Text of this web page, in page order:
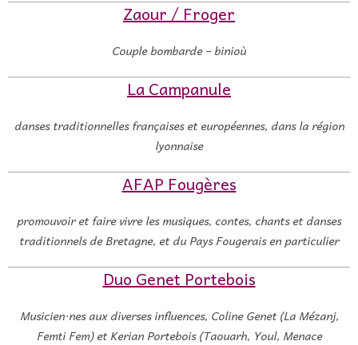
Zaour / Froger
Couple bombarde – binioù
La Campanule
danses traditionnelles françaises et européennes, dans la région
lyonnaise
AFAP Fougères
promouvoir et faire vivre les musiques, contes, chants et danses
traditionnels de Bretagne, et du Pays Fougerais en particulier
Duo Genet Portebois
Musicien·nes aux diverses influences, Coline Genet (La Mézanj,
Femti Fem) et Kerian Portebois (Taouarh, Youl, Menace